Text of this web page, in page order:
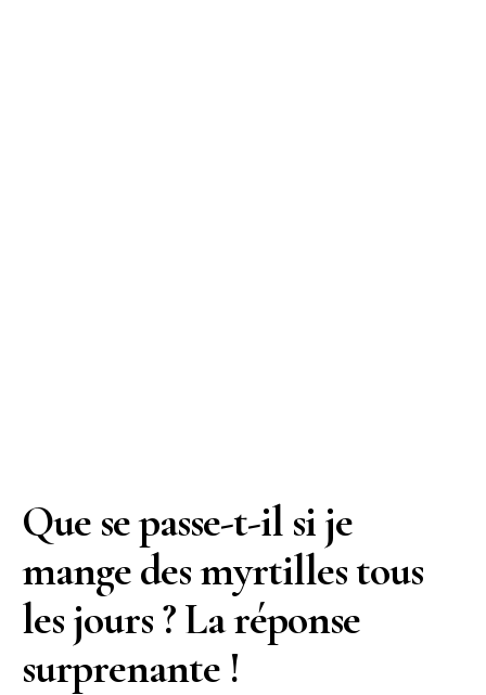
Que se passe-t-il si je
mange des myrtilles tous
les jours ? La réponse
surprenante !